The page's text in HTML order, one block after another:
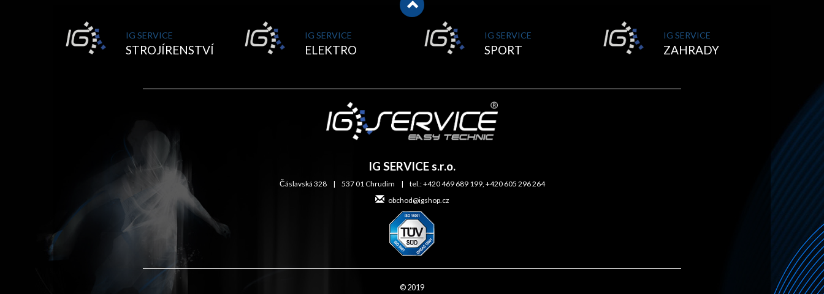
IG SERVICE
STROJÍRENSTVÍ
IG SERVICE
ELEKTRO
IG SERVICE
SPORT
IG SERVICE
ZAHRADY
IG SERVICE s.r.o.
Čáslavská 328 | 537 01 Chrudim | tel.: +420 469 689 199, +420 605 296 264
obchod@igshop.cz
© 2019